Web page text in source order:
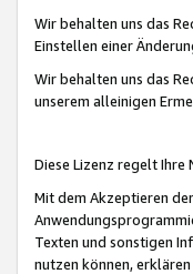
Wir behalten uns das
Einstellen einer
Wir behalten uns das
unserem alleinigen
Diese Lizenz regelt
Mit dem Akzeptieren
Texten und sonstigen
nutzen können,